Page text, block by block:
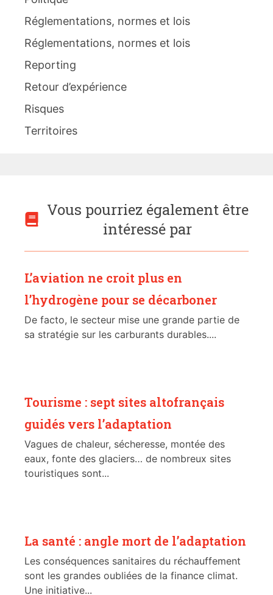
Réglementations, normes et lois
Réglementations, normes et lois
Reporting
Retour d’expérience
Risques
Territoires
Vous pourriez également être
intéressé par
L’aviation ne croit plus en
l’hydrogène pour se décarboner
De facto, le secteur mise une grande partie de
sa stratégie sur les carburants durables....
Tourisme : sept sites altofrançais
guidés vers l’adaptation
Vagues de chaleur, sécheresse, montée des
eaux, fonte des glaciers… de nombreux sites
touristiques sont...
La santé : angle mort de l’adaptation
Les conséquences sanitaires du réchauffement
sont les grandes oubliées de la finance climat.
Une initiative...